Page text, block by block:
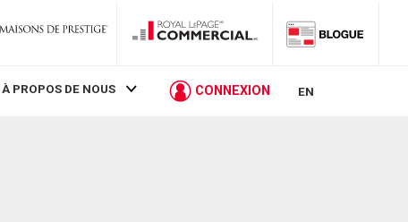
À PROPOS DE NOUS CONNEXION EN